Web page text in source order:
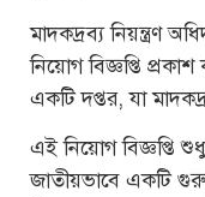
মাদকদ্রব্য নিয়ন্ত্রণ
নিয়োগ বিজ্ঞপ্তি
একটি দপ্তর, যা
এই নিয়োগ বিজ্ঞপ্তি
জাতীয়ভাবে একটি